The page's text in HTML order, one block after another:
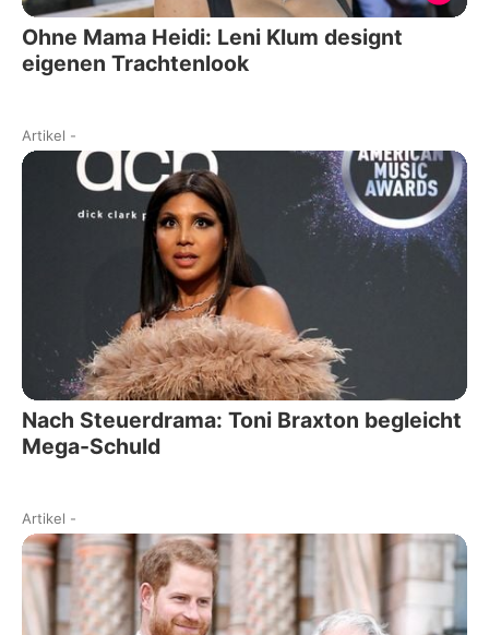
Ohne Mama Heidi: Leni Klum designt
eigenen Trachtenlook
Artikel -
Nach Steuerdrama: Toni Braxton begleicht
Mega-Schuld
Artikel -